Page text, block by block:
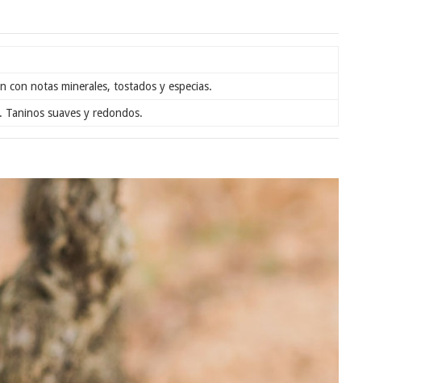
con notas minerales, tostados y especias.
suaves y redondos.